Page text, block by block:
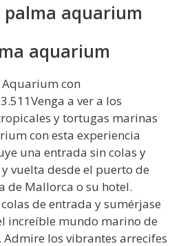
palma aquarium
aquarium
con
a ver a los
y tortugas marinas
con esta experiencia
una entrada sin colas y
vuelta desde el puerto de
de Mallorca o su hotel.
de entrada y sumérjase
increíble mundo marino de
los vibrantes arrecifes